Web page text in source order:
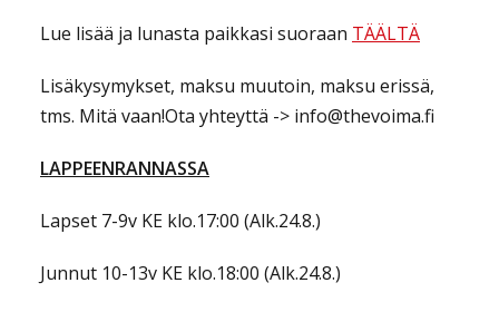
Lue lisää ja lunasta paikkasi suoraan TÄÄLTÄ
Lisäkysymykset, maksu muutoin, maksu erissä,
tms. Mitä vaan!Ota yhteyttä -> info@thevoima.fi
LAPPEENRANNASSA
Lapset 7-9v KE klo.17:00 (Alk.24.8.)
Junnut 10-13v KE klo.18:00 (Alk.24.8.)